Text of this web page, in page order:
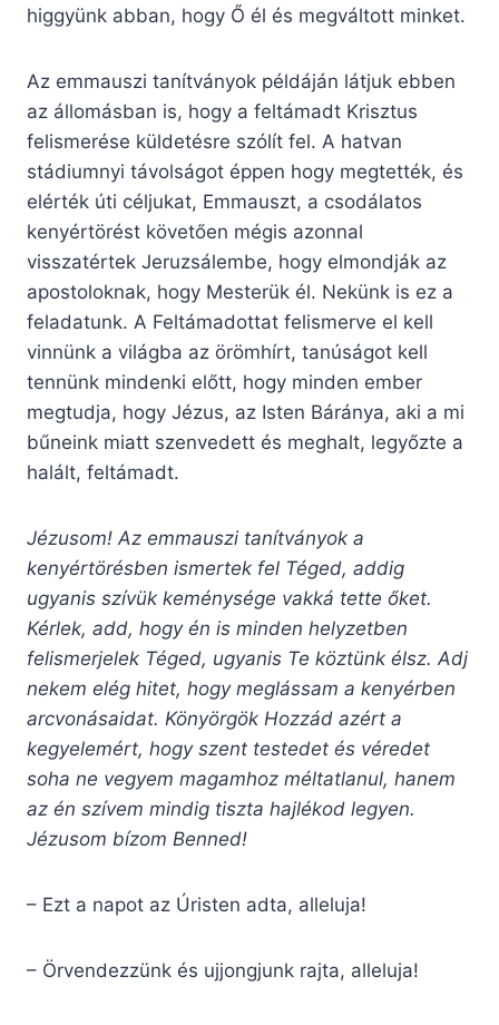
higgyünk abban, hogy Ő él és megváltott minket.
Az emmauszi tanítványok példáján látjuk ebben
az állomásban is, hogy a feltámadt Krisztus
felismerése küldetésre szólít fel. A hatvan
stádiumnyi távolságot éppen hogy megtették, és
elérték úti céljukat, Emmauszt, a csodálatos
kenyértörést követően mégis azonnal
visszatértek Jeruzsálembe, hogy elmondják az
apostoloknak, hogy Mesterük él. Nekünk is ez a
feladatunk. A Feltámadottat felismerve el kell
vinnünk a világba az örömhírt, tanúságot kell
tennünk mindenki előtt, hogy minden ember
megtudja, hogy Jézus, az Isten Báránya, aki a mi
bűneink miatt szenvedett és meghalt, legyőzte a
halált, feltámadt.
Jézusom! Az emmauszi tanítványok a
kenyértörésben ismertek fel Téged, addig
ugyanis szívük keménysége vakká tette őket.
Kérlek, add, hogy én is minden helyzetben
felismerjelek Téged, ugyanis Te köztünk élsz. Adj
nekem elég hitet, hogy meglássam a kenyérben
arcvonásaidat. Könyörgök Hozzád azért a
kegyelemért, hogy szent testedet és véredet
soha ne vegyem magamhoz méltatlanul, hanem
az én szívem mindig tiszta hajlékod legyen.
Jézusom bízom Benned!
– Ezt a napot az Úristen adta, alleluja!
– Örvendezzünk és ujjongjunk rajta, alleluja!